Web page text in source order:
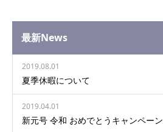
最新News
2019.08.01
夏季休暇について
2019.04.01
新元号 令和 おめでとうキャンペーン